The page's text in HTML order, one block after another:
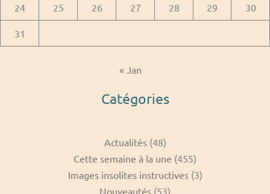
24 25 26 27 28 29 30
31
« Jan
Catégories
Actualités(48)
Cette semaine à la une (455)
Images insolites instructives(3)
Nouveautés (53)